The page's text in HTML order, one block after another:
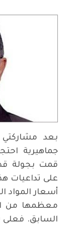
بعد
جماهيرية
قمت بجولة
على تداعيات
أسعار المواد
معظمها من
السابق.